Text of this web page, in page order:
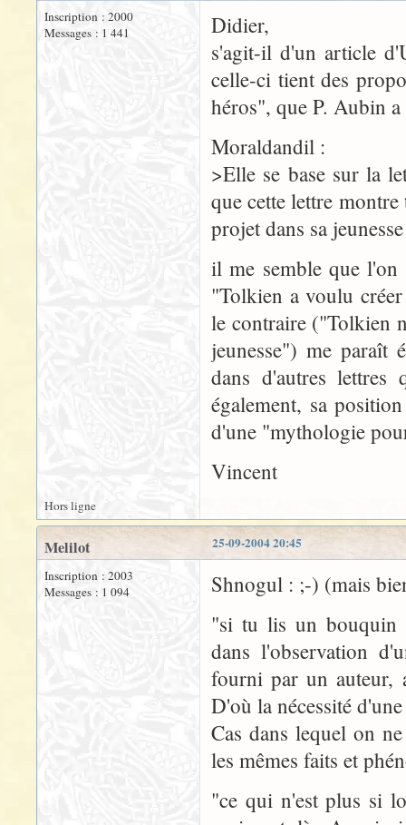
Inscription : 2000
Messages : 1 441
Didier,
s'agit-il d'un article
celle-ci tient des
héros", que P. Aubin
Moraldandil :
>Elle se base sur la
que cette lettre
projet dans sa jeunesse
il me semble que
"Tolkien a voulu
le contraire ("Tolkien
jeunesse") me paraît
dans d'autres
également, sa
d'une "mythologie
Vincent
Hors ligne
25-09-2004 20:45
Melilot
Inscription : 2003
Messages : 1 094
Shnogul : ;-) (mais
"si tu lis un bouquin
dans l'observation
fourni par un auteur,
D'où la nécessité
Cas dans lequel on
les mêmes faits et
"ce qui n'est plus si